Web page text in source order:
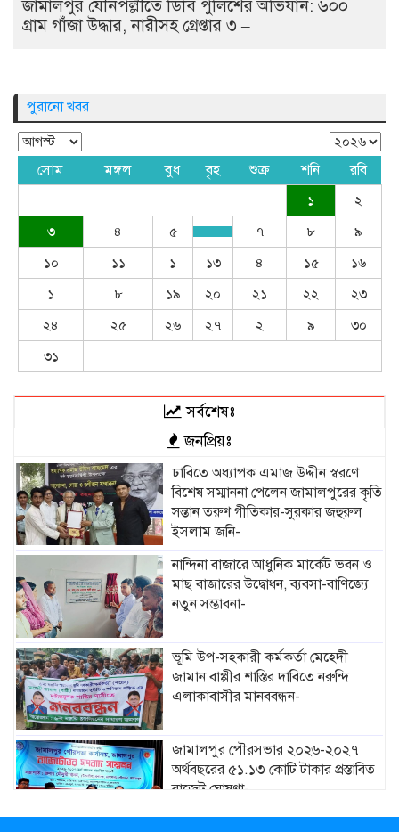
জামালপুর যৌনপল্লীতে ডিবি পুলিশের অভিযান: ৬০০
গ্রাম গাঁজা উদ্ধার, নারীসহ গ্রেপ্তার ৩ –
পুরানো খবর
সোম মঙ্গল বুধ বৃহ শুক্র শনি রবি
১
২
৩
৪ ৫ ৭ ৮
৯
১০
১১ ১ ১৩ ৪ ১৫
১৬
১
৮ ১৯ ২০ ২১ ২২
২৩
২৪
২৫ ২৬ ২৭ ২ ৯
৩০
৩১
সর্বশেষঃ
জনপ্রিয়ঃ
ঢাবিতে অধ্যাপক এমাজ উদ্দীন স্বরণে
বিশেষ সম্মাননা পেলেন জামালপুরের কৃতি
সন্তান তরুণ গীতিকার-সুরকার জহুরুল
ইসলাম জনি-
নান্দিনা বাজারে আধুনিক মার্কেট ভবন ও
মাছ বাজারের উদ্বোধন, ব্যবসা-বাণিজ্যে
নতুন সম্ভাবনা-
ভূমি উপ-সহকারী কর্মকর্তা মেহেদী
জামান বাপ্পীর শাস্তির দাবিতে নরুন্দি
এলাকাবাসীর মানববন্ধন-
জামালপুর পৌরসভার ২০২৬-২০২৭
অর্থবছরের ৫১.১৩ কোটি টাকার প্রস্তাবিত
বাজেট ঘোষণা-